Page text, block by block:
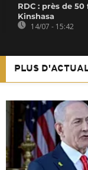
RDC : près de
Kinshasa
14/07 - 15:42
PLUS